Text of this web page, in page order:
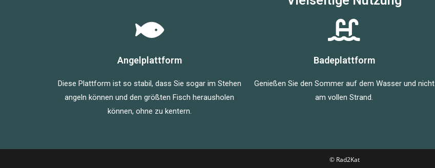
Angelplattform
Diese Plattform ist so stabil, dass Sie sogar im Stehen
angeln können und den größten Fisch herausholen
können, ohne zu kentern.
Badeplattform
Genießen Sie den Sommer auf dem Wasser und nicht
am vollen Strand.
© Rad2Kat